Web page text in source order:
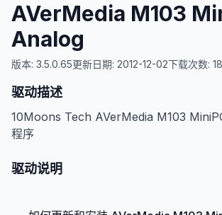
AVerMedia M103
Analog
版本: 3.5.0.65更新日期: 2012-12-02下载次数:
驱动描述
10Moons Tech AVerMedia M103
程序
驱动说明